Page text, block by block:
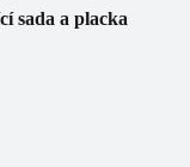
sada a placka